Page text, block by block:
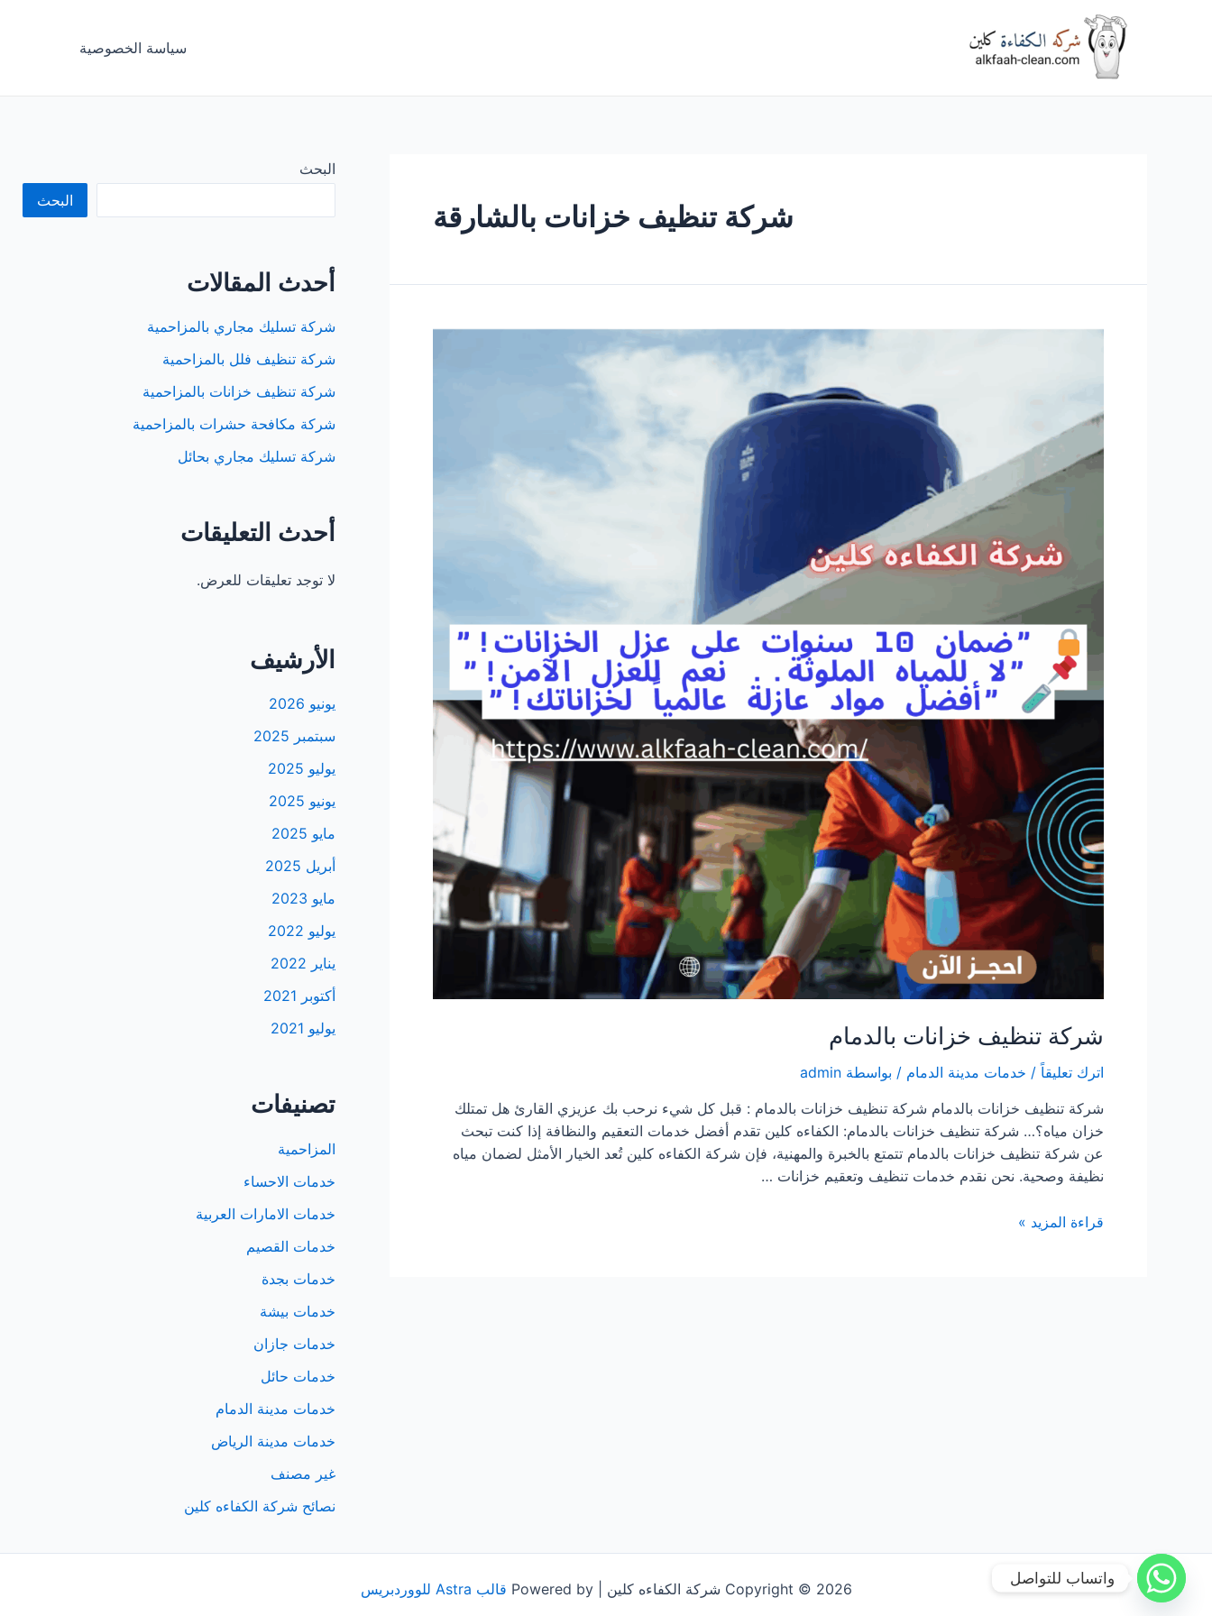
سياسة الخصوصية
شركة تنظيف خزانات بالشارقة
شركة تنظيف خزانات بالدمام
اترك تعليقاً / خدمات مدينة الدمام / بواسطة admin
شركة تنظيف خزانات بالدمام شركة تنظيف خزانات بالدمام : قبل كل شيء نرحب بك عزيزي القارئ هل تمتلك
خزان مياه؟… شركة تنظيف خزانات بالدمام: الكفاءه كلين تقدم أفضل خدمات التعقيم والنظافة إذا كنت تبحث
عن شركة تنظيف خزانات بالدمام تتمتع بالخبرة والمهنية، فإن شركة الكفاءه كلين تُعد الخيار الأمثل لضمان مياه
نظيفة وصحية. نحن نقدم خدمات تنظيف وتعقيم خزانات …
شركة
قراءة المزيد »
البحث
البحث
أحدث المقالات
شركة تسليك مجاري بالمزاحمية
شركة تنظيف فلل بالمزاحمية
شركة تنظيف خزانات بالمزاحمية
شركة مكافحة حشرات بالمزاحمية
شركة تسليك مجاري بحائل
أحدث التعليقات
لا توجد تعليقات للعرض.
الأرشيف
يونيو 2026
سبتمبر 2025
يوليو 2025
يونيو 2025
مايو 2025
أبريل 2025
مايو 2023
يوليو 2022
يناير 2022
أكتوبر 2021
يوليو 2021
تصنيفات
المزاحمية
خدمات الاحساء
خدمات الامارات العربية
خدمات القصيم
خدمات بجدة
خدمات بيشة
خدمات جازان
خدمات حائل
خدمات مدينة الدمام
خدمات مدينة الرياض
غير مصنف
نصائح شركة الكفاءه كلين
Copyright © 2026 شركة الكفاءه كلين | Powered by قالب Astra للووردبريس
واتساب للتواصل